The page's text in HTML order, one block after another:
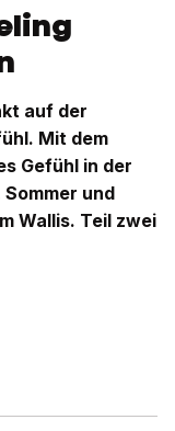
auf der
Mit dem
Gefühl in der
und
Wallis. Teil zwei